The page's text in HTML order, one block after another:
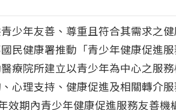
少年友善、尊重且符合其需求之健
民健康署推動「青少年健康促進
療院所建立以青少年為中心之服
心理支持、健康促進及相關轉介
效期內青少年健康促進服務友善機